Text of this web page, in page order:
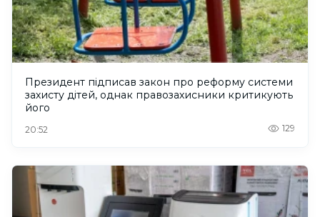
Президент підписав закон про реформу системи
захисту дітей, однак правозахисники критикують
його
20:52 129